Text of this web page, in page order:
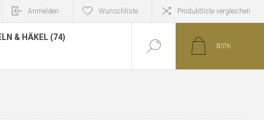
Anmelden Wunschliste Produktliste vergleichen
& HÄKEL (74)
0STK